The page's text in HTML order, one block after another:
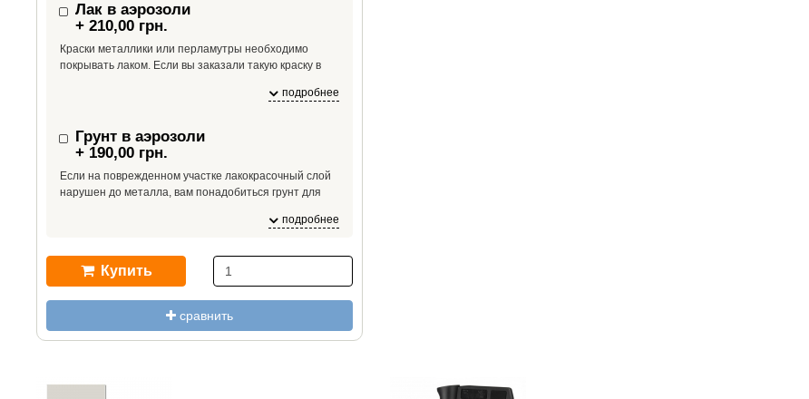
Лак в аэрозоли
+ 210,00 грн.
Краски металлики или перламутры необходимо
покрывать лаком. Если вы заказали такую краску в
На один баллон краски необходим 1 баллон лака.
подробнее
Грунт в аэрозоли
+ 190,00 грн.
Если на поврежденном участке лакокрасочный слой
нарушен до металла, вам понадобиться грунт для
металл, краска может от него отслоиться из-заподробнее
Купить
сравнить